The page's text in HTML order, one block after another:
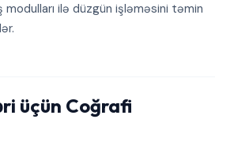
modulları ilə düzgün işləməsini təmin
üçün Coğrafi